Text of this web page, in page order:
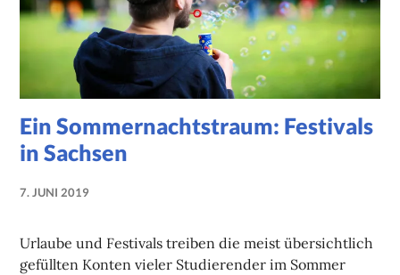
Ein Sommernachtstraum: Festivals
in Sachsen
7. JUNI 2019
Urlaube und Festivals treiben die meist übersichtlich
gefüllten Konten vieler Studierender im Sommer